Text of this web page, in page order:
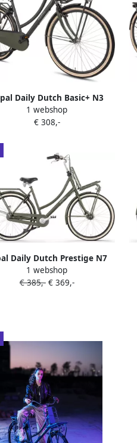
Daily Dutch Basic+ N3
Stadsfiets Dames
centimeter Army Green
1 webshop
€ 308,-
Daily Dutch Prestige N7
28 inch Dames
frame 47cm Leger
1 webshop
€ 385,-€ 369,-